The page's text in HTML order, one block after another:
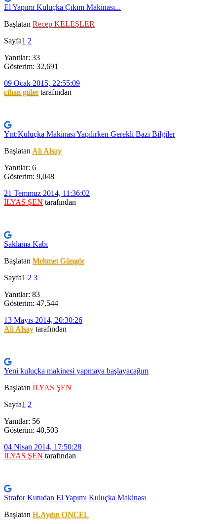
El Yapımı Kuluçka Çıkım Makinası...
Başlatan Recep KELEŞLER
Sayfa1 2
Yanıtlar: 33
Gösterim: 32,691
09 Ocak 2015, 22:55:09
cihan gülertarafından
Ynt:Kuluçka Makinası Yapılırken Gerekli Bazı Bilgiler
Başlatan Ali Alsay
Yanıtlar: 6
Gösterim: 9,048
21 Temmuz 2014, 11:36:02
İLYAS ŞEN tarafından
Saklama Kabı
Başlatan Mehmet Güngör
Sayfa1 2 3
Yanıtlar: 83
Gösterim: 47,544
13 Mayıs 2014, 20:30:26
Ali Alsay tarafından
Yeni kuluçka makinesi yapmaya başlayacağım
Başlatan İLYAS ŞEN
Sayfa1 2
Yanıtlar: 56
Gösterim: 40,503
04 Nisan 2014, 17:50:28
İLYAS ŞEN tarafından
Strafor Kutudan El Yapımı Kuluçka Makinası
Başlatan H.Aydın ONCEL